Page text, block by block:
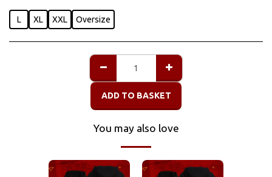
L XL XXL Oversize
ADD TO BASKET
You may also love